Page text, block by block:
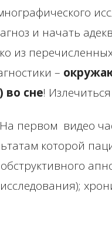
и начать
из
–
во сне!
первом видео
которой